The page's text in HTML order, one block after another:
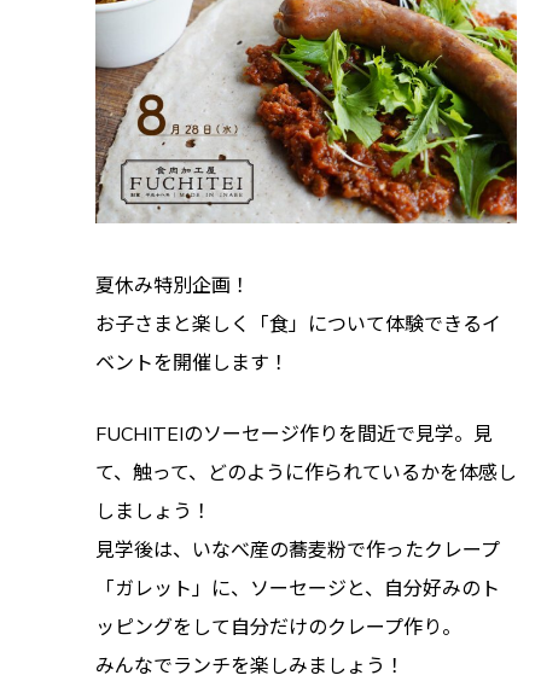
夏休み特別企画！
お子さまと楽しく「食」について体験できるイ
ベントを開催します！
FUCHITEIのソーセージ作りを間近で見学。見
て、触って、どのように作られているかを体感し
しましょう！
見学後は、いなべ産の蕎麦粉で作ったクレープ
「ガレット」に、ソーセージと、自分好みのト
ッピングをして自分だけのクレープ作り。
みんなでランチを楽しみましょう！